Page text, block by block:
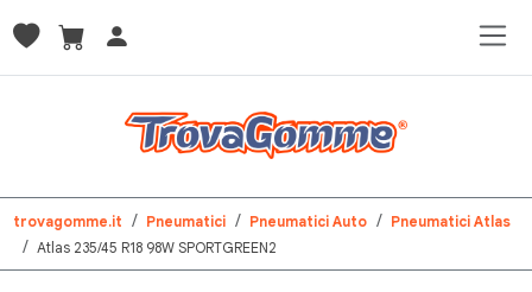
trovagomme.it Pneumatici Pneumatici Auto
Pneumatici Atlas
Atlas 235/45 R18 98W SPORTGREEN2